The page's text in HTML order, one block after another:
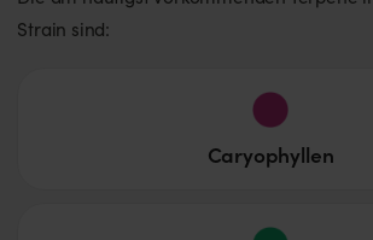
Strain sind:
Caryophyllen